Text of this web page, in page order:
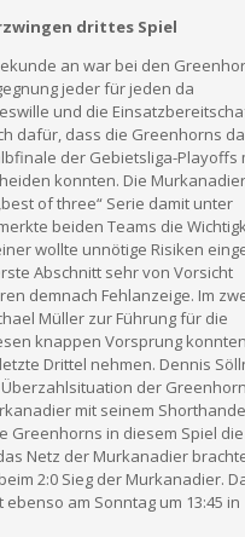
drittes Spiel
an war bei den
jeder für jeden da
und die
dafür, dass die Greenhorns
der Gebietsliga-Playoffs
konnten. Die Murkanadier
of three“ Serie damit unter
beiden Teams die
wollte unnötige Risiken
Abschnitt sehr von Vorsicht
demnach Fehlanzeige. Im
Müller zur Führung für die
knappen Vorsprung
Drittel nehmen. Dennis
der
mit seinem
Greenhorns in diesem Spiel die
Netz der Murkanadier
2:0 Sieg der Murkanadier.
am Sonntag um 13:45 in